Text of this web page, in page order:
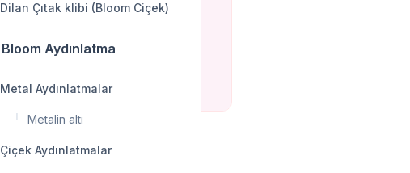
Dilan Çıtak klibi (Bloom Ciçek)
Bloom Aydınlatma
Metal Aydınlatmalar
└ Metalin altı
Çiçek Aydınlatmalar